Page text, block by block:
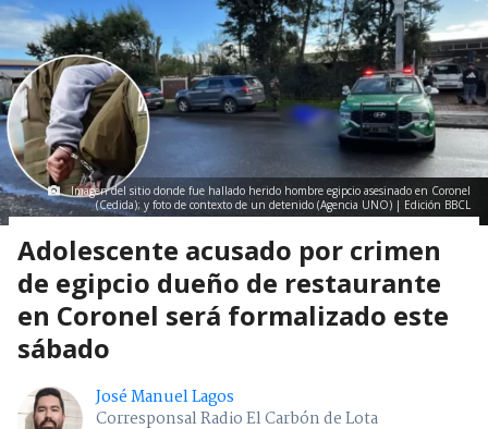
Imagen del sitio donde fue hallado herido hombre egipcio asesinado en Coronel
(Cedida); y foto de contexto de un detenido (Agencia UNO) | Edición BBCL
Adolescente acusado por crimen
de egipcio dueño de restaurante
en Coronel será formalizado este
sábado
José Manuel Lagos
Corresponsal Radio El Carbón de Lota